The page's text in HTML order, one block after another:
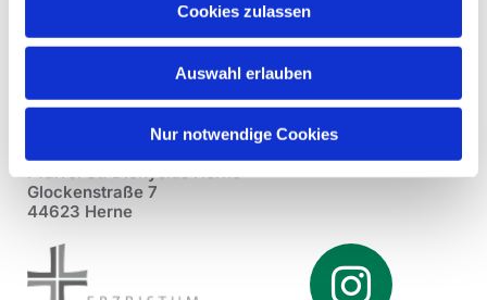
Cookies zulassen
Auswahl erlauben
Nur notwendige Cookies
Glockenstraße 7
44623 Herne